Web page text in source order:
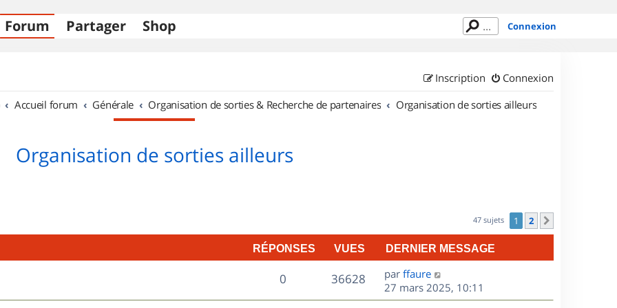
Forum Partager Shop Connexion
Connexion
Inscription
Accueil forum Générale Organisation de sorties & Recherche de partenaires Organisation de sorties ailleurs
Organisation de sorties ailleurs
47 sujets 1 2
RÉPONSES VUES DERNIER MESSAGE
0R
é
36628V
u
D
e
r
par ffaure
27 mars 2025, 10:11